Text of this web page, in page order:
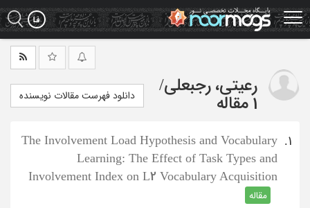
Skip
to
main
رعیتی، رجبعلی/
1 مقاله
دانلود فهرست مقالات نویسنده
1.
The Involvement Load Hypothesis and Vocabulary
Learning: The Effect of Task Types and
Involvement Index on L2 Vocabulary Acquisition
مقاله